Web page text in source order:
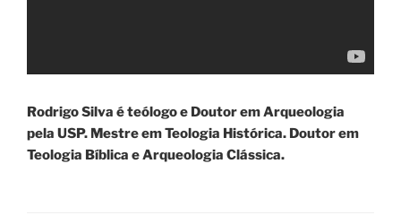
Rodrigo Silva é teólogo e Doutor em Arqueologia
pela USP. Mestre em Teologia Histórica. Doutor em
Teologia Bíblica e Arqueologia Clássica.